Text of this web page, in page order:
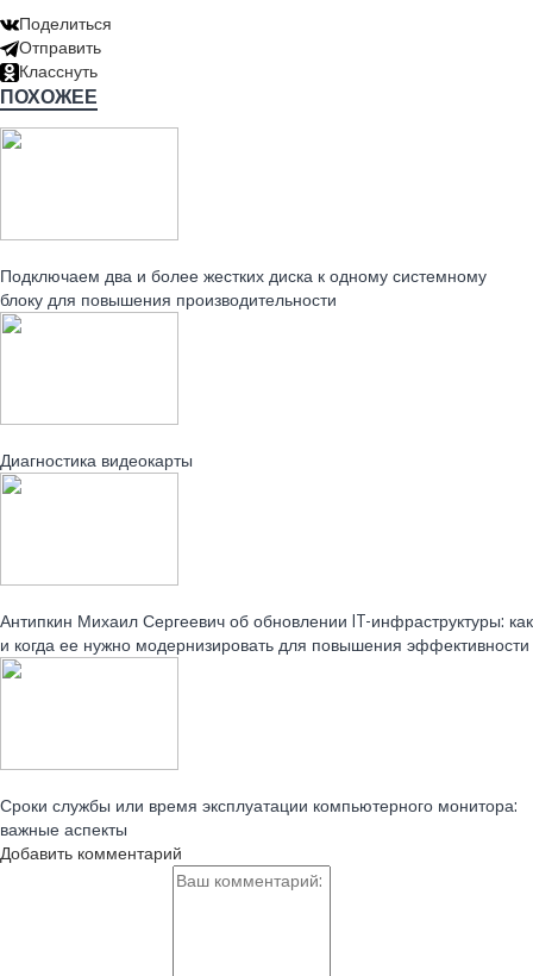
Поделиться
Отправить
Класснуть
ПОХОЖЕЕ
Подключаем два и более жестких диска к одному системному
блоку для повышения производительности
Диагностика видеокарты
Антипкин Михаил Сергеевич об обновлении IT-инфраструктуры: как
и когда ее нужно модернизировать для повышения эффективности
Сроки службы или время эксплуатации компьютерного монитора:
важные аспекты
Добавить комментарий